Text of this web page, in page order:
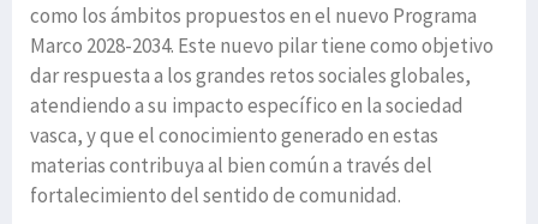
como los ámbitos propuestos en el nuevo Programa
Marco 2028-2034. Este nuevo pilar tiene como objetivo
dar respuesta a los grandes retos sociales globales,
atendiendo a su impacto específico en la sociedad
vasca, y que el conocimiento generado en estas
materias contribuya al bien común a través del
fortalecimiento del sentido de comunidad.